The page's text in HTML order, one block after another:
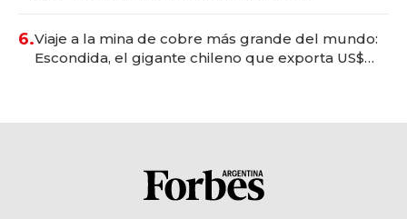
6.Viaje a la mina de cobre más grande del mundo:
Escondida, el gigante chileno que exporta US$